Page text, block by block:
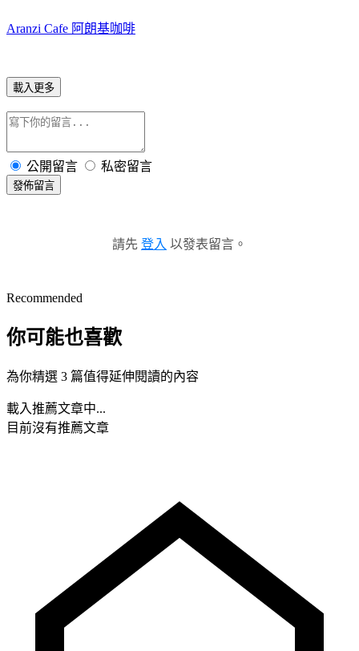
Aranzi Cafe 阿朗基咖啡
載入更多
公開留言 私密留言
發佈留言
請先 登入 以發表留言。
Recommended
你可能也喜歡
為你精選 3 篇值得延伸閱讀的內容
載入推薦文章中...
目前沒有推薦文章